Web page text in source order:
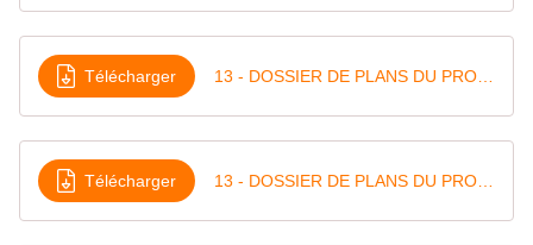
Télécharger
Télécharger